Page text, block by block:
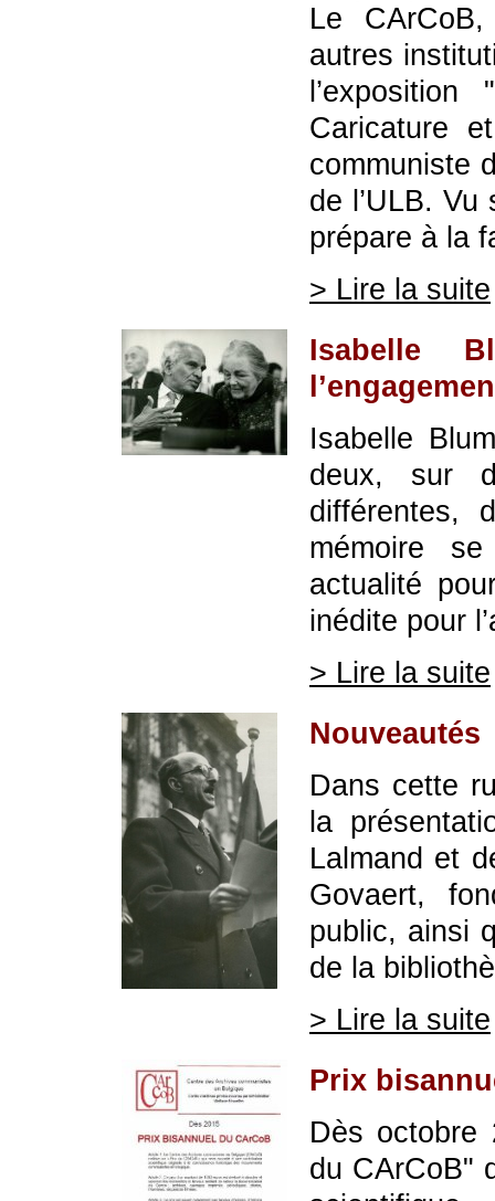
Le
autres
l’exposition
Caricature
communiste
de l’ULB.
prépare à la
> Lire la suite
Isabelle
Isabelle
deux, sur
différentes,
mémoire
actualité
inédite pour
> Lire la suite
Nouveautés
Dans cette
la
Lalmand et
Govaert,
public, ainsi
de la
> Lire la suite
Prix
Dès octobre
du CArCoB"